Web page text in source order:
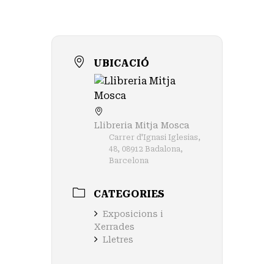
UBICACIÓ
Llibreria Mitja Mosca
Carrer d'Ignasi Iglesias,
48, 08912 Badalona,
Barcelona
CATEGORIES
Exposicions i
Xerrades
Lletres